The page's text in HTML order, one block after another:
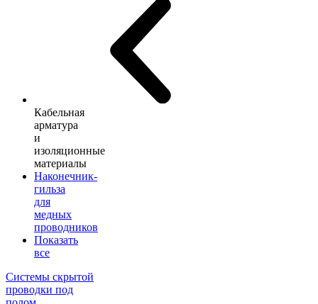
Кабельная
арматура
и
изоляционные
материалы
Наконечник-
гильза
для
медных
проводников
Показать
все
Системы скрытой
проводки под